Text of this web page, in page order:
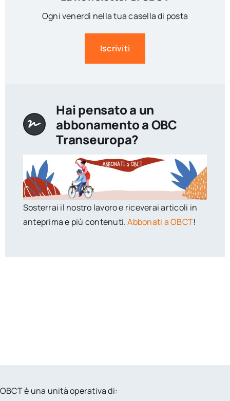
Ogni venerdì nella tua casella di posta
Iscriviti
Hai pensato a un
abbonamento a OBC
Transeuropa?
Sosterrai il nostro lavoro e riceverai articoli in
anteprima e più contenuti.Abbonati a OBCT!
OBCT è una unità operativa di: